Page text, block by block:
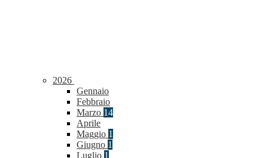
2026
Gennaio
Febbraio
Marzo 14
Aprile
Maggio 1
Giugno 1
Luglio 1